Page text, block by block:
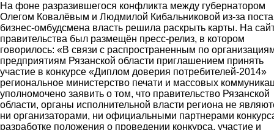
На фоне разразившегося конфликта между губернатором
Олегом Ковалёвым и Людмилой Кибальниковой из-за поста
бизнес-омбудсмена власть решила раскрыть карты. На
правительства был размещён пресс-релиз, в котором
говорилось: «В связи с распространенным по
предприятиям Рязанской области приглашением принять
участие в конкурсе «Диплом доверия потребителей-2014»
региональное министерство печати и массовых
уполномочено заявить о том, что правительство Рязанской
области, органы исполнительной власти региона не
ни организаторами, ни официальными партнерами
разработке положения о проведении конкурса, участие и